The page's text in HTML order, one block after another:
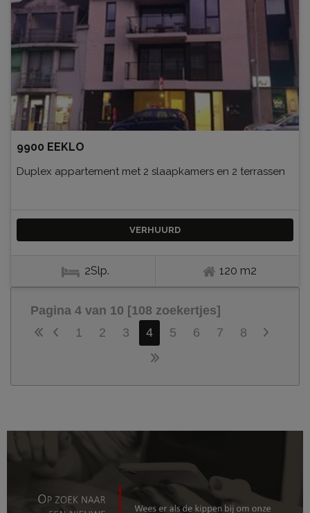
9900 EEKLO
Duplex appartement met 2 slaapkamers en 2 terrassen
VERHUURD
2Slp. 120 m2
Pagina 4 van 10 [108 zoekertjes]
1
2 3 4 5 6 7 8